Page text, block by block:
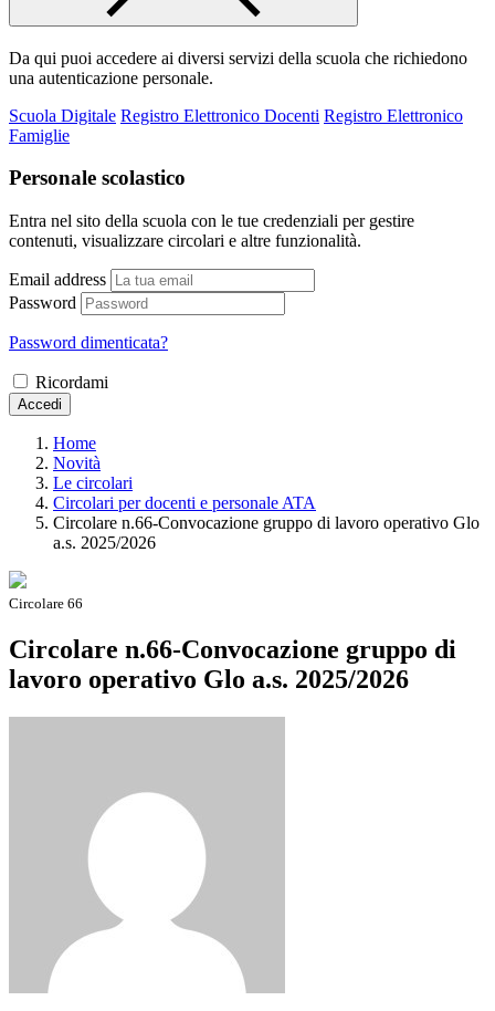
Da qui puoi accedere ai diversi servizi della scuola che richiedono
una autenticazione personale.
Scuola Digitale Registro Elettronico Docenti Registro Elettronico
Famiglie
Personale scolastico
Entra nel sito della scuola con le tue credenziali per gestire
contenuti, visualizzare circolari e altre funzionalità.
Email address
Password
Password dimenticata?
Ricordami
Accedi
Home
Novità
Le circolari
Circolari per docenti e personale ATA
Circolare n.66-Convocazione gruppo di lavoro operativo Glo
a.s. 2025/2026
Circolare 66
Circolare n.66-Convocazione gruppo di
lavoro operativo Glo a.s. 2025/2026